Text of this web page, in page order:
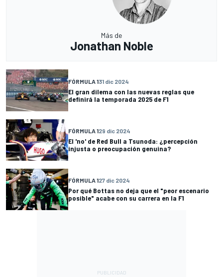
Más de
Jonathan Noble
FÓRMULA 131 dic 2024
El gran dilema con las nuevas reglas que
definirá la temporada 2025 de F1
FÓRMULA 129 dic 2024
El 'no' de Red Bull a Tsunoda: ¿percepción
injusta o preocupación genuina?
FÓRMULA 127 dic 2024
Por qué Bottas no deja que el "peor escenario
posible" acabe con su carrera en la F1